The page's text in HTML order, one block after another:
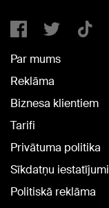
Par mums
Reklāma
Biznesa klientiem
Tarifi
Privātuma politika
Sīkdatņu iestatījumi
Politiskā reklāma